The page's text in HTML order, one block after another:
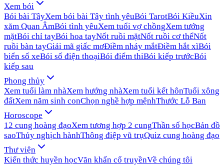
Xem bói
Bói bài TâyXem bói bài Tây tình yêuBói TarotBói KiềuXin
xăm Quan ÂmBói tình yêuXem tuổi vợ chồngXem tướng
mặtBói chỉ tayBói hoa tayNốt ruồi mặtNốt ruồi cơ thểNốt
ruồi bàn tayGiải mã giấc mơĐiềm nháy mắtĐiềm hắt xìBói
biển số xeBói số điện thoạiBói điểm thiBói kiếp trướcBói
kiếp sau
Phong thủy
Xem tuổi làm nhàXem hướng nhàXem tuổi kết hônTuổi xông
đấtXem năm sinh conChọn nghề hợp mệnhThước Lỗ Ban
Horoscope
12 cung hoàng đạoXem tương hợp 2 cungThần số họcBản đồ
saoThủy nghịch hànhThông điệp vũ trụQuiz cung hoàng đạo
Thư viện
Kiến thức huyền họcVăn khấn cổ truyềnVề chúng tôi